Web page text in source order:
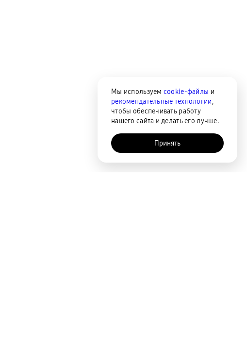
Мы используем cookie-файлы и
рекомендательные технологии,
чтобы обеспечивать работу
нашего сайта и делать его лучше.
Принять AI-помощник